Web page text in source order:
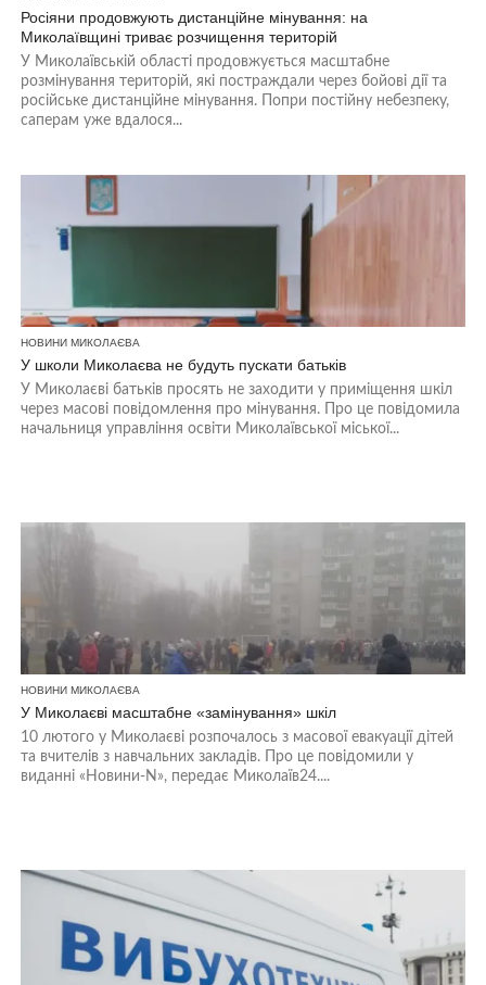
Росіяни продовжують дистанційне мінування: на
Миколаївщині триває розчищення територій
У Миколаївській області продовжується масштабне
розмінування територій, які постраждали через бойові дії та
російське дистанційне мінування. Попри постійну небезпеку,
саперам уже вдалося...
НОВИНИ МИКОЛАЄВА
У школи Миколаєва не будуть пускати батьків
У Миколаєві батьків просять не заходити у приміщення шкіл
через масові повідомлення про мінування. Про це повідомила
начальниця управління освіти Миколаївської міської...
НОВИНИ МИКОЛАЄВА
У Миколаєві масштабне «замінування» шкіл
10 лютого у Миколаєві розпочалось з масової евакуації дітей
та вчителів з навчальних закладів. Про це повідомили у
виданні «Новини-N», передає Миколаїв24....